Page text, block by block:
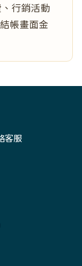
行銷活動
帳畫面金
客服